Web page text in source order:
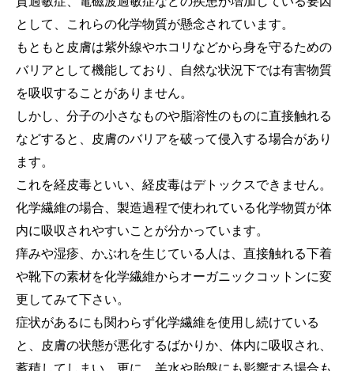
として、これらの化学物質が懸念されています。
もともと皮膚は紫外線やホコリなどから身を守るための
バリアとして機能しており、自然な状況下では有害物質
を吸収することがありません。
しかし、分子の小さなものや脂溶性のものに直接触れる
などすると、皮膚のバリアを破って侵入する場合があり
ます。
これを経皮毒といい、経皮毒はデトックスできません。
化学繊維の場合、製造過程で使われている化学物質が体
内に吸収されやすいことが分かっています。
痒みや湿疹、かぶれを生じている人は、直接触れる下着
や靴下の素材を化学繊維からオーガニックコットンに変
更してみて下さい。
症状があるにも関わらず化学繊維を使用し続けている
と、皮膚の状態が悪化するばかりか、体内に吸収され、